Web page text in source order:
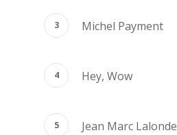
Michel Payment
Hey, Wow
Jean Marc Lalonde